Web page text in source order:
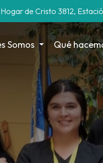
Hogar de Cristo 3812,
Somos Qué